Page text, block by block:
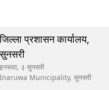
जिल्ला प्रशासन कार्यालय,
सुनसरी
इनरूवा, ३ सुनसरी
Inaruwa Municipality, सुनसरी